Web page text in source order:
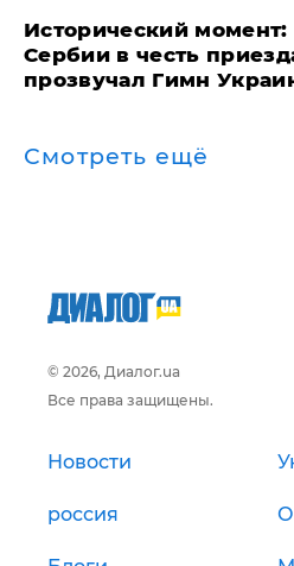
Исторический момент:
Сербии в честь
прозвучал Гимн
Смотреть ещё
© 2026, Диалог.ua
Все права защищены.
Новости
россия